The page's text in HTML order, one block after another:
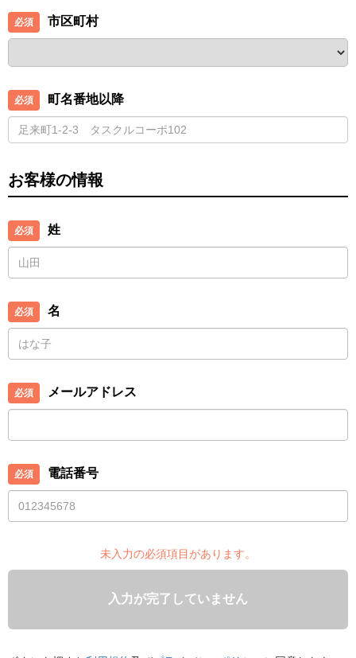
市区町村
町名番地以降
お客様の情報
姓
名
メールアドレス
電話番号
未入力の必須項目があります。